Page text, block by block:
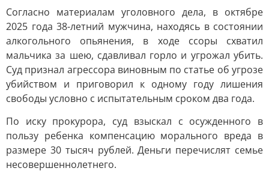
Согласно материалам уголовного дела, в октябре
2025 года 38-летний мужчина, находясь в состоянии
алкогольного опьянения, в ходе ссоры схватил
мальчика за шею, сдавливал горло и угрожал убить.
Суд признал агрессора виновным по статье об угрозе
убийством и приговорил к одному году лишения
свободы условно с испытательным сроком два года.
По иску прокурора, суд взыскал с осужденного в
пользу ребенка компенсацию морального вреда в
размере 30 тысяч рублей. Деньги перечислят семье
несовершеннолетнего.